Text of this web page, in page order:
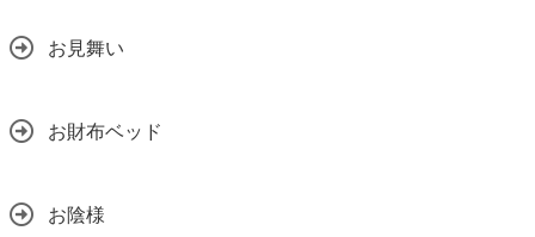
お見舞い
お財布ベッド
お陰様